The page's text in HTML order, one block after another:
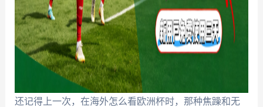
还记得上一次，在海外怎么看欧洲杯时，那种焦躁和无